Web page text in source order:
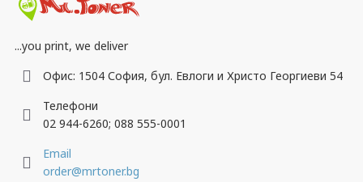
...you print, we deliver
Офис: 1504 София, бул. Евлоги и Христо Георгиеви 54
Телефони
02 944-6260; 088 555-0001
Email
order@mrtoner.bg